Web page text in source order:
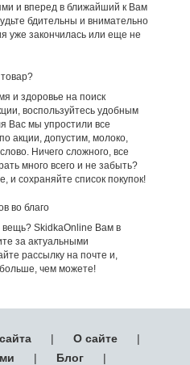
и вперед в ближайший к Вам
бдительны и внимательно
уже закончилась или еще не
и здоровье на поиск
воспользуйтесь удобным
Вас мы упростили все
акции, допустим, молоко,
Ничего сложного, все
много всего и не забыть?
и сохраняйте список покупок!
во благо
вещь? SkidkaOnline Вам в
за актуальными
рассылку на почте и,
чем можете!
| О сайте
|
| Блог |